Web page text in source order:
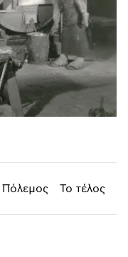
Το τέλος